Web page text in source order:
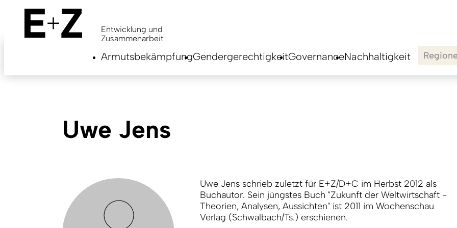
content
Entwicklung und
Zusammenarbeit
ArmutsbekämpfungGendergerechtigkeitGovernanceNachhaltigkeit
Uwe Jens
Uwe Jens schrieb zuletzt für E+Z/D+C im Herbst 2012 als
Buchautor. Sein jüngstes Buch "Zukunft der Weltwirtschaft -
Theorien, Analysen, Aussichten" ist 2011 im Wochenschau
Verlag (Schwalbach/Ts.) erschienen.